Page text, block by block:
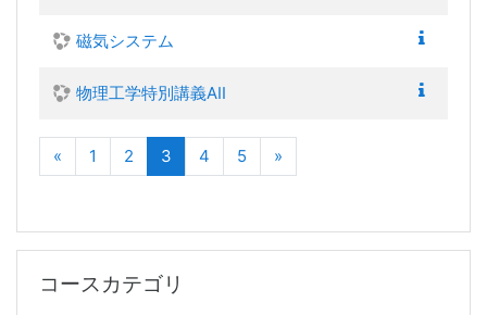
磁気システム
物理工学特別講義AII
« 前へ1 2 3 (現在)
4 5 »
コースカテゴリ